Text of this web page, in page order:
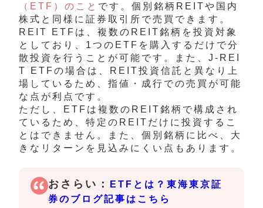
（ETF）のこと です。個別銘柄REITや国内
株式と同様に証券取引所で売買できます。
REIT ETFは、複数のREIT銘柄を投資対象
としており、1つのETFを購入するだけで分
散投資を行うことが可能です。また、J-REI
T ETFの場合は、REIT投資信託と異なり上
場しているため、指値・成行での売買が可能
な点が利点です。
ただし、ETFは複数のREIT銘柄で構成され
ているため、特定のREITだけに投資するこ
とはできません。また、個別銘柄に比べ、大
きなリターンを見込みにくい点もあります。
おさらい：
ETFとは？東海東京証
券のブログ記事はこちら